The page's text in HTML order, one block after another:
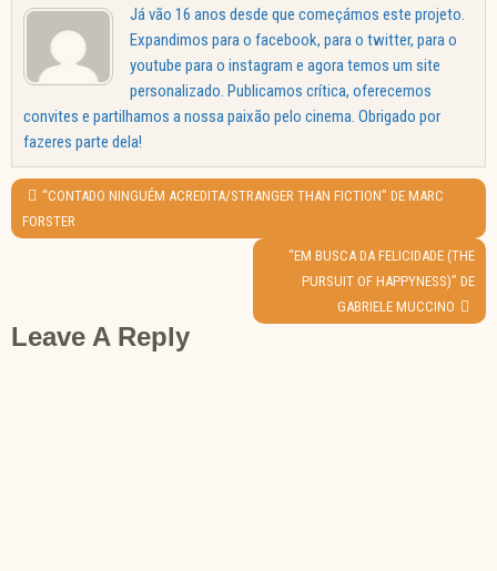
Já vão 16 anos desde que começámos este projeto.
Expandimos para o facebook, para o twitter, para o
youtube para o instagram e agora temos um site
personalizado. Publicamos crítica, oferecemos
convites e partilhamos a nossa paixão pelo cinema. Obrigado por
fazeres parte dela!
Navegação
deartigos
PREVIOUS
POST:
“CONTADO NINGUÉM ACREDITA/STRANGER THAN FICTION” DE MARC
FORSTER
NEXT
POST:
“EM BUSCA DA FELICIDADE (THE
PURSUIT OF HAPPYNESS)” DE
GABRIELE MUCCINO
Leave A Reply